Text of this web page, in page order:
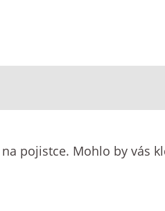
pojistce. Mohlo by vás